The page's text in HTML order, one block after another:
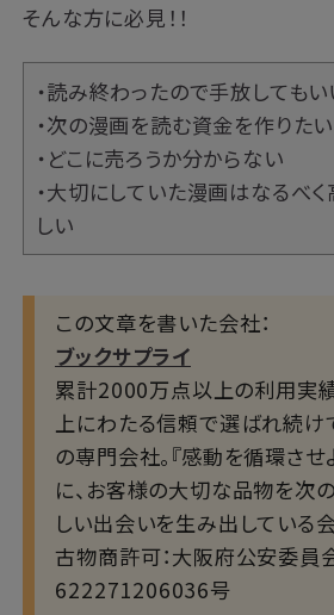
そんな方に必見！！
・読み終わったので手放しても
・次の漫画を読む資金を作りたい
・どこに売ろうか分からない
・大切にしていた漫画はなるべ
しい
この文章を書いた会社：
ブックサプライ
累計2000万点以上の利用実
上にわたる信頼で選ばれ続け
の専門会社。『感動を循環させ
に、お客様の大切な品物を次
しい出会いを生み出している会
古物商許可：大阪府公安委員
622271206036号